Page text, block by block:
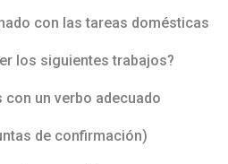
con las tareas domésticas
los siguientes trabajos?
un verbo adecuado
de confirmación)